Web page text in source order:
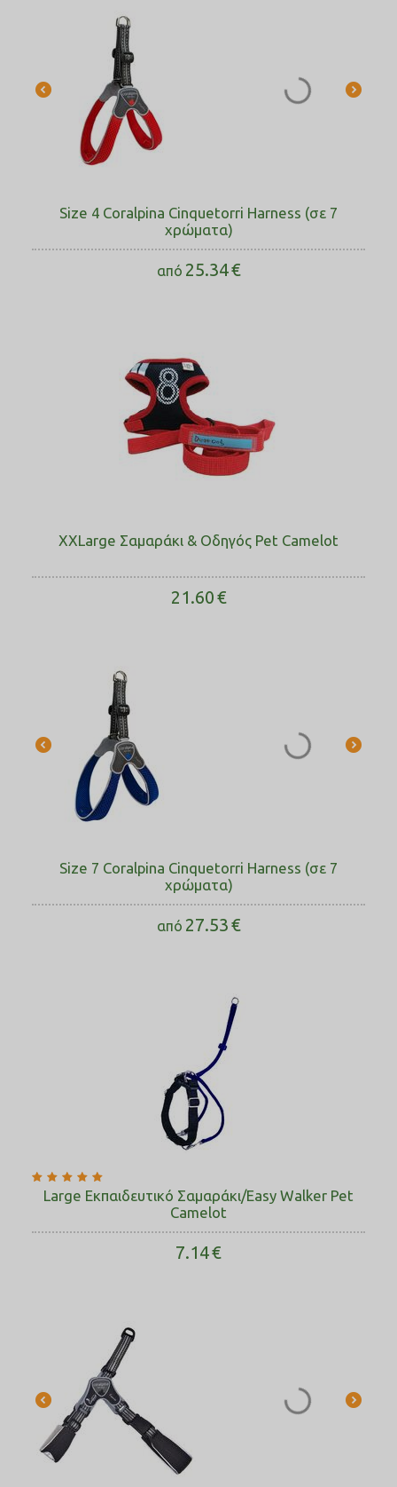
Size 4 Coralpina Cinquetorri Harness (σε 7
χρώματα)
από 25.34€
XXLarge Σαμαράκι & Οδηγός Pet Camelot
21.60€
Size 7 Coralpina Cinquetorri Harness (σε 7
χρώματα)
από 27.53€
Large Εκπαιδευτικό Σαμαράκι/Easy Walker Pet
Camelot
7.14€